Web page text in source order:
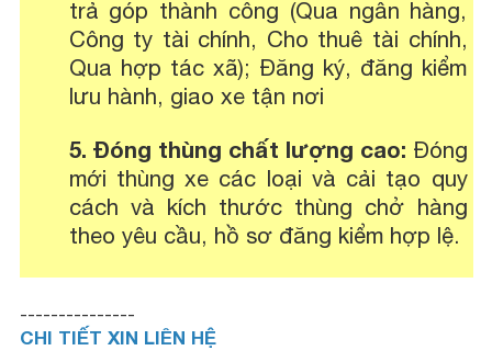
trả góp thành công (Qua ngân hàng,
Công ty tài chính, Cho thuê tài chính,
Qua hợp tác xã); Đăng ký, đăng kiểm
lưu hành, giao xe tận nơi
5. Đóng thùng chất lượng cao: Đóng
mới thùng xe các loại và cải tạo quy
cách và kích thước thùng chở hàng
theo yêu cầu, hồ sơ đăng kiểm hợp lệ.
---------------
CHI TIẾT XIN LIÊN HỆ